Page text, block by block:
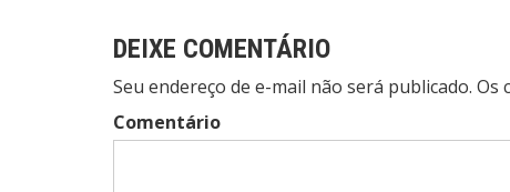
DEIXE COMENTÁRIO
Seu endereço de e-mail não será publicado.
Comentário